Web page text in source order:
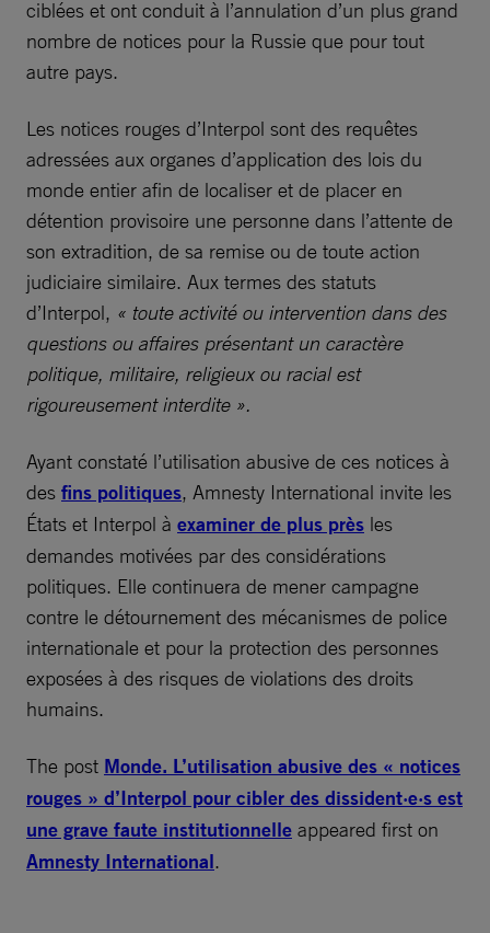
ciblées et ont conduit à l’annulation d’un plus grand
nombre de notices pour la Russie que pour tout
autre pays.
Les notices rouges d’Interpol sont des requêtes
adressées aux organes d’application des lois du
monde entier afin de localiser et de placer en
détention provisoire une personne dans l’attente de
son extradition, de sa remise ou de toute action
judiciaire similaire. Aux termes des statuts
d’Interpol, « toute activité ou intervention dans des
questions ou affaires présentant un caractère
politique, militaire, religieux ou racial est
rigoureusement interdite ».
Ayant constaté l’utilisation abusive de ces notices à
des fins politiques, Amnesty International invite les
États et Interpol à examiner de plus près les
demandes motivées par des considérations
politiques. Elle continuera de mener campagne
contre le détournement des mécanismes de police
internationale et pour la protection des personnes
exposées à des risques de violations des droits
humains.
The post Monde. L’utilisation abusive des « notices
rouges » d’Interpol pour cibler des dissident·e·s est
une grave faute institutionnelle appeared first on
Amnesty International.